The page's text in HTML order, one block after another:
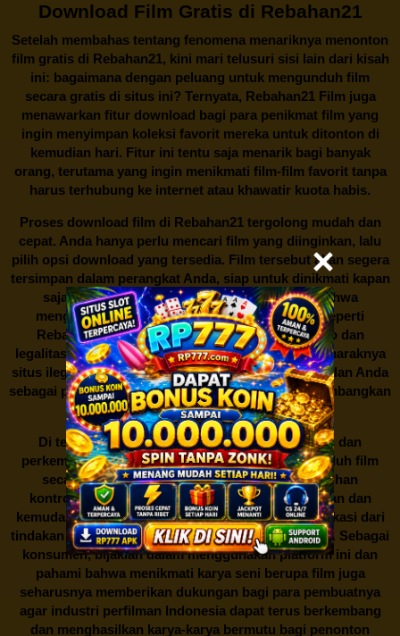
Download Film Gratis di Rebahan21
Setelah membahas tentang fenomena menariknya menonton
film gratis di Rebahan21, kini mari telusuri sisi lain dari kisah
ini: bagaimana dengan peluang untuk mengunduh film
secara gratis di situs ini? Ternyata, Rebahan21 Film juga
menawarkan fitur download bagi para penikmat film yang
ingin menyimpan koleksi favorit mereka untuk ditonton di
kemudian hari. Fitur ini tentu saja menarik bagi banyak
orang, terutama yang ingin menikmati film-film favorit tanpa
harus terhubung ke internet atau khawatir kuota habis.
Proses download film di Rebahan21tergolong mudah dan
cepat. Anda hanya perlu mencari film yang diinginkan, lalu
pilih opsi download yang tersedia. Film tersebut akan segera
tersimpan dalam perangkat Anda, siap untuk dinikmati kapan
saja dan di mana saja. Namun, perlu diingat bahwa
mengunduh film secara gratis dari situs-situs seperti
Rebahan21 juga berarti berurusan dengan risiko dan
legalitas. Seperti yang telah dibahas sebelumnya, maraknya
situs ilegal semacam ini menimbulkan kontroversi, dan Anda
sebagai pengguna juga perlu bijak dalam mempertimbangkan
akibat dari tindakan tersebut.
Di tengah dinamika persaingan industri hiburan dan
perkembangan teknologi, menonton dan mengunduh film
secara gratis diRebahan21menjadi sebuah pilihan
kontroversial. Meskipun menawarkan kenyamanan dan
kemudahan akses, kita juga harus memahami implikasi dari
tindakan ini terhadap para pelaku industri perfilman. Sebagai
konsumen, bijaklah dalam menggunakan platform ini dan
pahami bahwa menikmati karya seni berupa film juga
seharusnya memberikan dukungan bagi para pembuatnya
agar industri perfilman Indonesia dapat terus berkembang
dan menghasilkan karya-karya bermutu bagi penonton